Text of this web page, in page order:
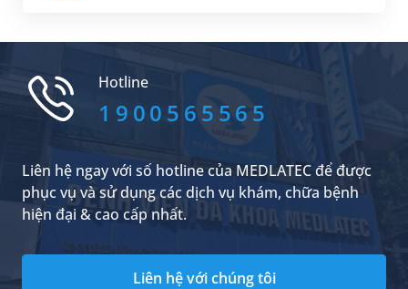
Hotline
1900565565
Liên hệ ngay với số hotline của MEDLATEC để được
phục vụ và sử dụng các dịch vụ khám, chữa bệnh
hiện đại & cao cấp nhất.
Liên hệ với chúng tôi